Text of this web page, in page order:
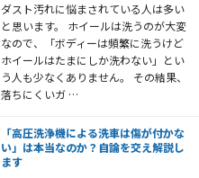
ダスト汚れに悩まされている人は多い
と思います。 ホイールは洗うのが大変
なので、「ボディーは頻繁に洗うけど
ホイールはたまにしか洗わない」とい
う人も少なくありません。 その結果、
落ちにくいガ …
「高圧洗浄機による洗車は傷が付かな
い」は本当なのか？自論を交え解説し
ます